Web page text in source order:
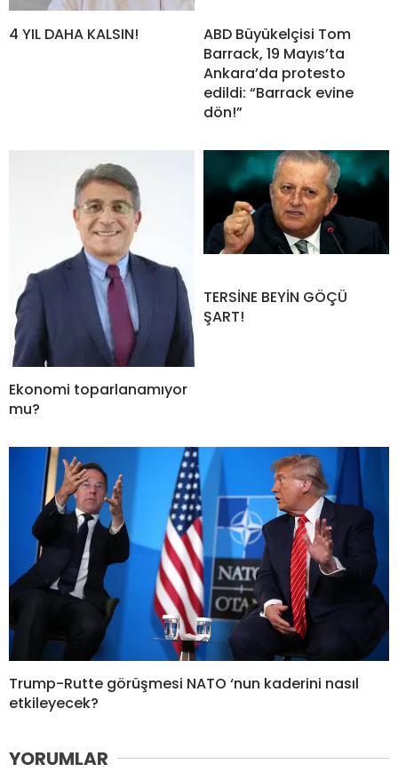
4 YIL DAHA KALSIN!
ABD Büyükelçisi Tom
Barrack, 19 Mayıs’ta
Ankara’da protesto
edildi: “Barrack evine
dön!”
Ekonomi toparlanamıyor
mu?
TERSİNE BEYİN GÖÇÜ
ŞART!
Trump-Rutte görüşmesi NATO ‘nun kaderini nasıl
etkileyecek?
YORUMLAR